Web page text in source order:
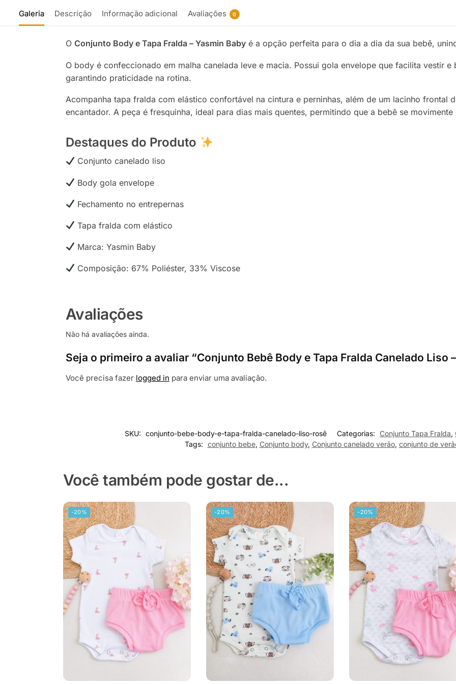
Galeria Descrição Informação adicional Avaliações 0
O Conjunto Body e Tapa Fralda – Yasmin Babyé a opção perfeita para o dia a dia da sua bebê,
O body é confeccionado em malha canelada leve e macia. Possui gola envelope que facilita vestir
garantindo praticidade na rotina.
Acompanha tapa fralda com elástico confortável na cintura e perninhas, além de um lacinho frontal
encantador. A peça é fresquinha, ideal para dias mais quentes, permitindo que a bebê se
Destaques do Produto
Conjunto canelado liso
Body gola envelope
Fechamento no entrepernas
Tapa fralda com elástico
Marca: Yasmin Baby
Composição: 67% Poliéster, 33% Viscose
Avaliações
Não há avaliações ainda.
Seja o primeiro a avaliar “Conjunto Bebê Body e Tapa Fralda Canelado Liso
Você precisa fazer logged in para enviar uma avaliação.
SKU: conjunto-bebe-body-e-tapa-fralda-canelado-liso-rosê Categorias: Conjunto Tapa Fralda,
Tags: conjunto bebe, Conjunto body, Conjunto canelado verão, conjunto de
Você também pode gostar de...
-20% -20% -20%